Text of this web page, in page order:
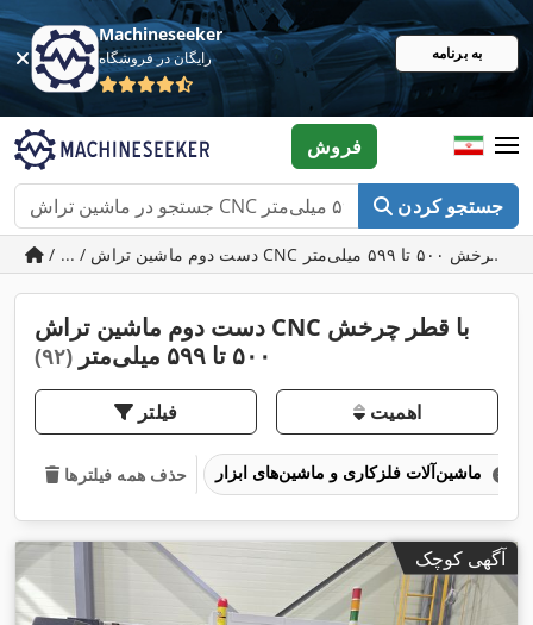
Machineseeker
رایگان در فروشگاه به برنامه
جستجو کردن
فروش
دست دوم ماشین تراش CNC با قطر چرخش
۵۰۰ تا ۵۹۹ میلی‌متر
(۹۲)
فیلتر اهمیت
حذف همه فیلترها
آگهی کوچک